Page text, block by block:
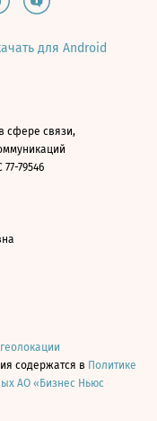
для Android
сфере связи,
79546
содержатся в Политике
АО «Бизнес Ньюс